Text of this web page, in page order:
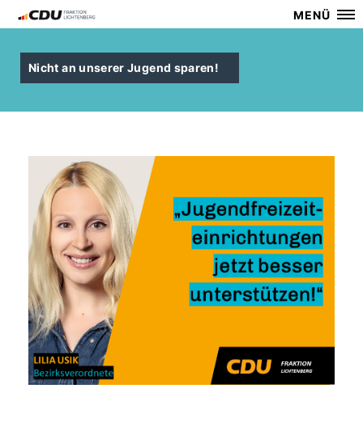
MENÜ
Nicht an unserer Jugend sparen!